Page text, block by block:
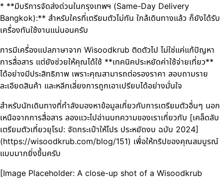
* **มีบริการจัดส่งด่วนในกรุงเทพฯ (Same-Day Delivery
Bangkok):** สำหรับใครที่เตรียมตัวไม่ทัน ใกล้เดินทางแล้ว ก็ยังได้รับ
เครื่องทันใช้งานแน่นอนครับ
การมีเครื่องแปลภาษาจาก Wisoodkrub ติดตัวไป ไม่ใช่แค่แก้ปัญหา
การสื่อสาร แต่ยังช่วยให้คุณได้ใช้ **เทคนิคประหยัดค่าใช้จ่ายเที่ยว**
ได้อย่างมีประสิทธิภาพ เพราะคุณสามารถต่อรองราคา สอบถามราย
ละเอียดสินค้า และหลีกเลี่ยงการถูกเอาเปรียบได้อย่างมั่นใจ
สำหรับนักเดินทางที่กำลังมองหาข้อมูลเกี่ยวกับการเตรียมตัวอื่นๆ นอก
เหนือจากการสื่อสาร ลองแวะไปอ่านบทความของเราเกี่ยวกับ [เคล็ดลับ
เตรียมตัวเที่ยวยุโรป: จัดกระเป๋าให้โปร ประหยัดงบ ฉบับ 2024]
(https://wisoodkrub.com/blog/151) เพื่อให้ทริปของคุณสมบูรณ์
แบบมากยิ่งขึ้นครับ
[Image Placeholder: A close-up shot of a Wisoodkrub